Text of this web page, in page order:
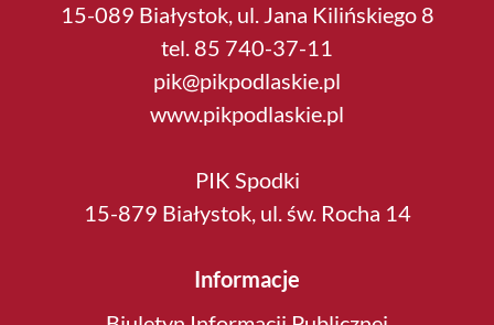
15-089 Białystok, ul. Jana Kilińskiego 8
tel. 85 740-37-11
pik@pikpodlaskie.pl
www.pikpodlaskie.pl
PIK Spodki
15-879 Białystok, ul. św. Rocha 14
Informacje